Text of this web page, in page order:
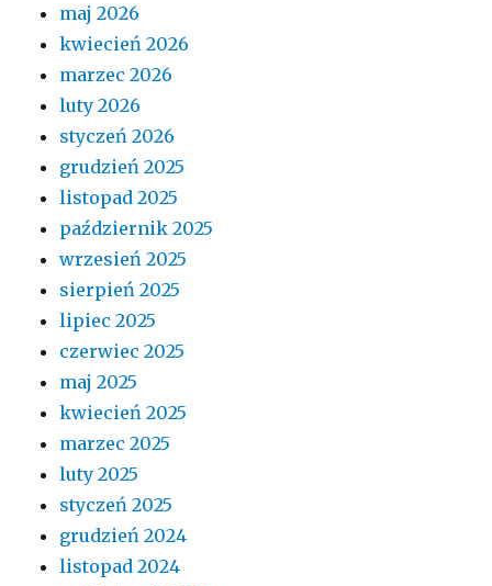
maj 2026
kwiecień 2026
marzec 2026
luty 2026
styczeń 2026
grudzień 2025
listopad 2025
październik 2025
wrzesień 2025
sierpień 2025
lipiec 2025
czerwiec 2025
maj 2025
kwiecień 2025
marzec 2025
luty 2025
styczeń 2025
grudzień 2024
listopad 2024